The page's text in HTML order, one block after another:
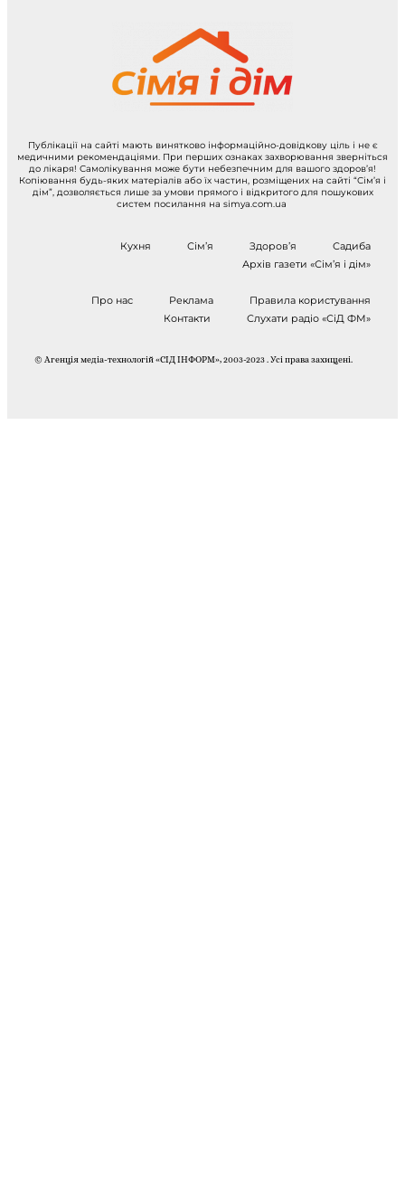
Публікації на сайті мають винятково інформаційно-довідкову ціль і не є
медичними рекомендаціями. При перших ознаках захворювання зверніться
до лікаря! Самолікування може бути небезпечним для вашого здоров’я!
Копіювання будь-яких матеріалів або їх частин, розміщених на сайті “Сім’я і
дім”, дозволяється лише за умови прямого і відкритого для пошукових
систем посилання на simya.com.ua
Кухня Сім’я Здоров’я
Садиба
Архів газети «Сім’я і дім»
Про нас Реклама
Правила користування
Контакти
Слухати радіо «СіД ФМ»
© Агенція медіа-технологій «СІД ІНФОРМ», 2003-2023 . Усі права захищені.